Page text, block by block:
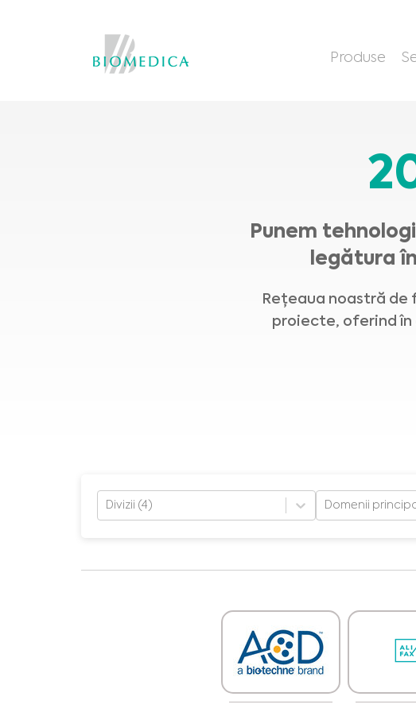
Produse
Punem
legătura
Rețeaua noastră de
proiecte, oferind
Divizii (4) Domenii